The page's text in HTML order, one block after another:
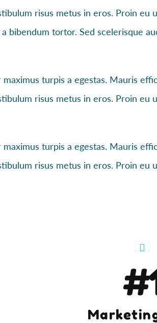
risus metus in eros. Proin
a bibendum tortor. Sed scelerisque
turpis a egestas. Mauris
risus metus in eros. Proin
turpis a egestas. Mauris
risus metus in eros. Proin